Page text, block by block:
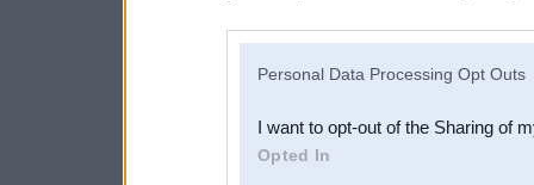
Downstream Participants
third parties.
Personal Data Processing Opt Outs
I want to opt-out of the Sharing of
Opted In